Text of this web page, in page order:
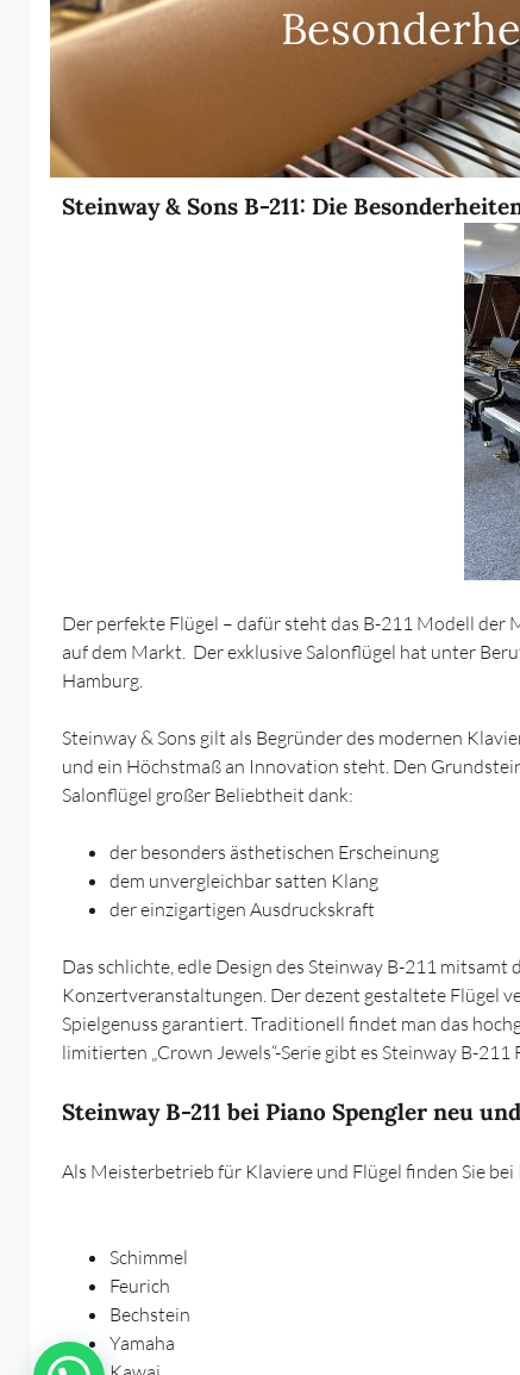
Steinway & Sons B-211: Die
Der perfekte Flügel – dafür steht das B-211 Modell der
auf dem Markt. Der exklusive Salonflügel hat unter
Hamburg.
Steinway & Sons gilt als Begründer des modernen
und ein Höchstmaß an Innovation steht. Den
Salonflügel großer Beliebtheit dank:
der besonders ästhetischen Erscheinung
dem unvergleichbar satten Klang
der einzigartigen Ausdruckskraft
Das schlichte, edle Design des Steinway B-211
Konzertveranstaltungen. Der dezent gestaltete Flügel
Spielgenuss garantiert. Traditionell findet man das
limitierten „Crown Jewels“-Serie gibt es Steinway B-
Steinway B-211 bei Piano Spengler neu
Als Meisterbetrieb für Klaviere und Flügel finden Sie
Schimmel
Feurich
Bechstein
Yamaha